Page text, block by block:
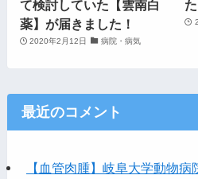
て検討していた【雲南白
薬】が届きました！
2020年2月12日 病院・病気
最近のコメント
【血管肉腫】岐阜大学動物病